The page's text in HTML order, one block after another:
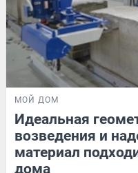
МОЙ ДОМ
Идеальная
возведения и
материал
дома